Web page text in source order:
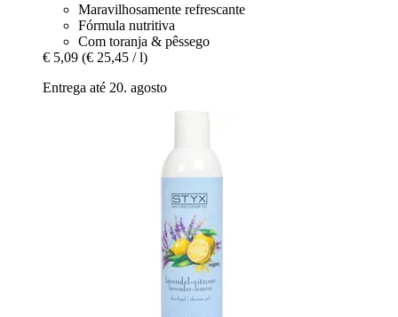
Maravilhosamente refrescante
Fórmula nutritiva
Com toranja & pêssego
€ 5,09 (€ 25,45 / l)
Entrega até 20. agosto